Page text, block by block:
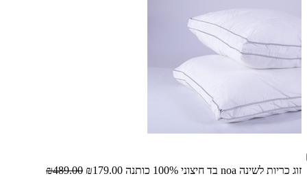
זוג כריות לשינה noa בד חיצוני 100% כותנה ₪179.00
₪489.00